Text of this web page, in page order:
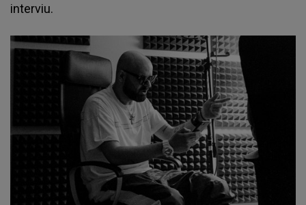
interviu.